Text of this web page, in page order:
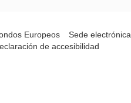
Europeos Sede electrónica
de accesibilidad